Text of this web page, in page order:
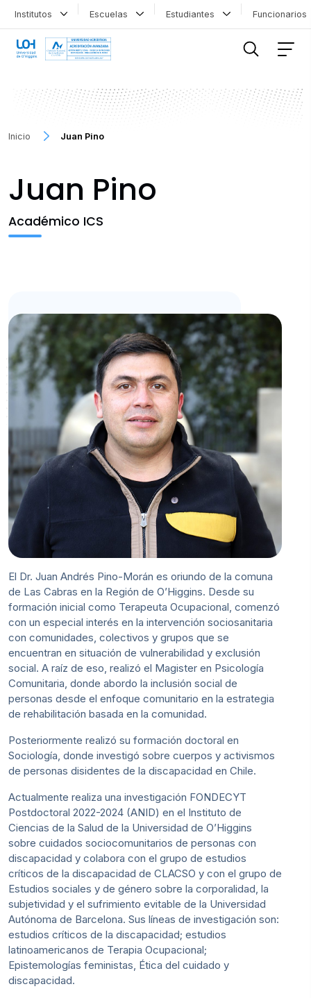
Institutos Escuelas Estudiantes
Inicio Juan Pino
Juan Pino
Académico ICS
El Dr. Juan Andrés Pino-Morán es oriundo de la comuna
de Las Cabras en la Región de O’Higgins. Desde su
formación inicial como Terapeuta Ocupacional, comenzó
con un especial interés en la intervención sociosanitaria
con comunidades, colectivos y grupos que se
encuentran en situación de vulnerabilidad y exclusión
social. A raíz de eso, realizó el Magister en Psicología
Comunitaria, donde abordo la inclusión social de
personas desde el enfoque comunitario en la estrategia
de rehabilitación basada en la comunidad.
Posteriormente realizó su formación doctoral en
Sociología, donde investigó sobre cuerpos y activismos
de personas disidentes de la discapacidad en Chile.
Actualmente realiza una investigación FONDECYT
Postdoctoral 2022-2024 (ANID) en el Instituto de
Ciencias de la Salud de la Universidad de O’Higgins
sobre cuidados sociocomunitarios de personas con
discapacidad y colabora con el grupo de estudios
críticos de la discapacidad de CLACSO y con el grupo de
Estudios sociales y de género sobre la corporalidad, la
subjetividad y el sufrimiento evitable de la Universidad
Autónoma de Barcelona. Sus líneas de investigación son:
estudios críticos de la discapacidad; estudios
latinoamericanos de Terapia Ocupacional;
Epistemologías feministas, Ética del cuidado y
discapacidad.